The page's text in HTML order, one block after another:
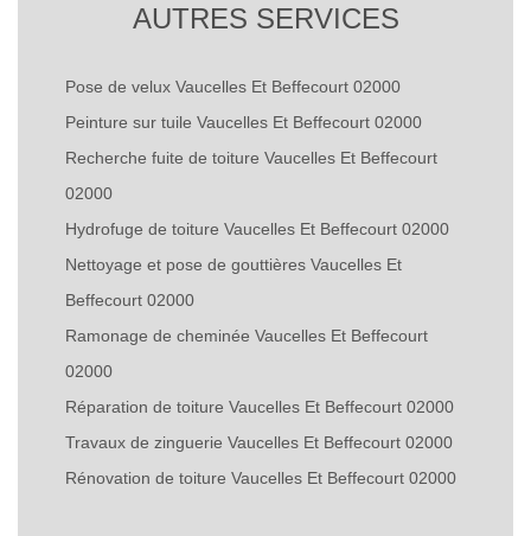
AUTRES SERVICES
Pose de velux Vaucelles Et Beffecourt 02000
Peinture sur tuile Vaucelles Et Beffecourt 02000
Recherche fuite de toiture Vaucelles Et Beffecourt
02000
Hydrofuge de toiture Vaucelles Et Beffecourt 02000
Nettoyage et pose de gouttières Vaucelles Et
Beffecourt 02000
Ramonage de cheminée Vaucelles Et Beffecourt
02000
Réparation de toiture Vaucelles Et Beffecourt 02000
Travaux de zinguerie Vaucelles Et Beffecourt 02000
Rénovation de toiture Vaucelles Et Beffecourt 02000